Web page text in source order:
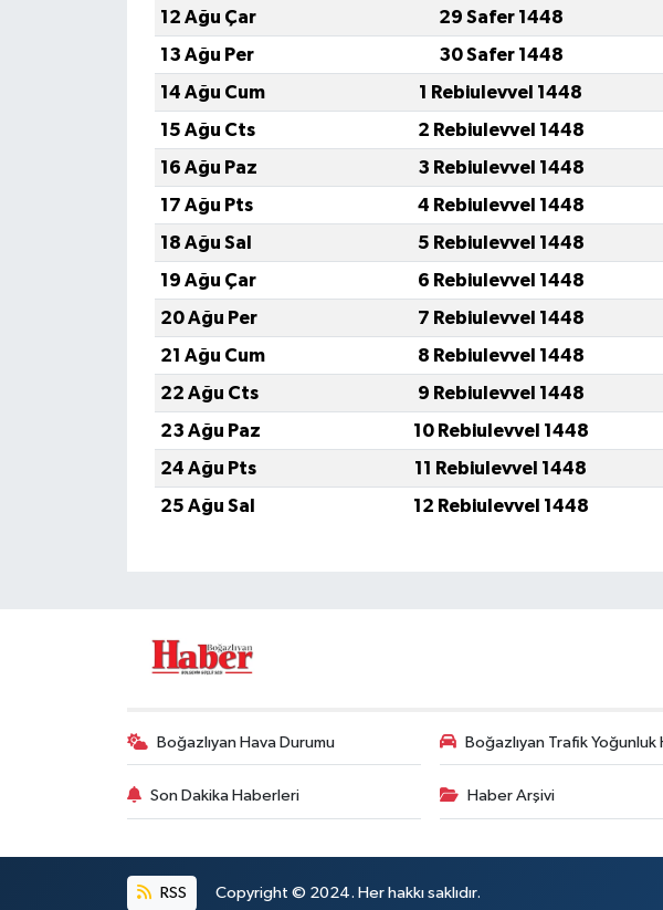
12 Ağu Çar
29 Safer 1448
13 Ağu Per
30 Safer 1448
14 Ağu Cum
1 Rebiulevvel 1448
15 Ağu Cts
2 Rebiulevvel 1448
16 Ağu Paz
3 Rebiulevvel 1448
17 Ağu Pts
4 Rebiulevvel 1448
18 Ağu Sal
5 Rebiulevvel 1448
19 Ağu Çar
6 Rebiulevvel 1448
20 Ağu Per
7 Rebiulevvel 1448
21 Ağu Cum
8 Rebiulevvel 1448
22 Ağu Cts
9 Rebiulevvel 1448
23 Ağu Paz
10 Rebiulevvel 1448
24 Ağu Pts
11 Rebiulevvel 1448
25 Ağu Sal
12 Rebiulevvel 1448
Boğazlıyan Hava Durumu Boğazlıyan Trafik Yoğunluk
Son Dakika Haberleri Haber Arşivi
RSS Copyright © 2024. Her hakkı saklıdır.